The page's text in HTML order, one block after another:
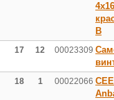
В
17 12 00023309
18 1 00022066